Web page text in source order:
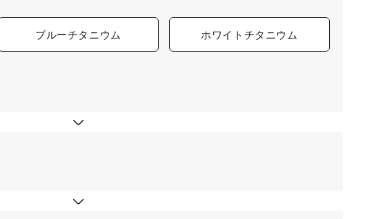
ブルーチタニウム ホワイトチタニウム